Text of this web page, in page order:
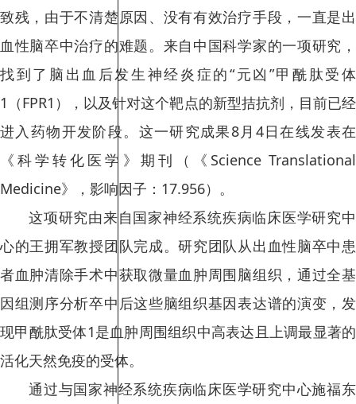
致残，由于不清楚原因、没有有效治疗手段，一直是出
血性脑卒中治疗的难题。来自中国科学家的一项研究，
找到了脑出血后发生神经炎症的“元凶”甲酰肽受体
1（FPR1），以及针对这个靶点的新型拮抗剂，目前已经
进入药物开发阶段。这一研究成果8月4日在线发表在
《科学转化医学》期刊（《Science Translational
Medicine》，影响因子：17.956）。
这项研究由来自国家神经系统疾病临床医学研究中
心的王拥军教授团队完成。研究团队从出血性脑卒中患
者血肿清除手术中获取微量血肿周围脑组织，通过全基
因组测序分析卒中后这些脑组织基因表达谱的演变，发
现甲酰肽受体1是血肿周围组织中高表达且上调最显著的
活化天然免疫的受体。
通过与国家神经系统疾病临床医学研究中心施福东